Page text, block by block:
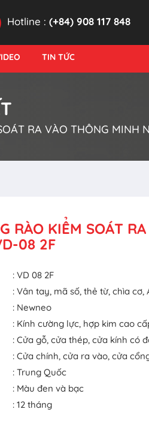
Hotline : (+84) 908 117 848
TIN TỨC
RA VÀO THÔNG MINH
RÀO KIỂM SOÁT
08 2F
: VD 08 2F
: Vân tay, mã số, thẻ từ, chìa cơ,
: Newneo
: Kính cường lực, hợp kim cao
: Cửa gỗ, cửa thép, cửa kính có
: Cửa chính, cửa ra vào, cửa
: Trung Quốc
: Màu đen và bạc
: 12 tháng